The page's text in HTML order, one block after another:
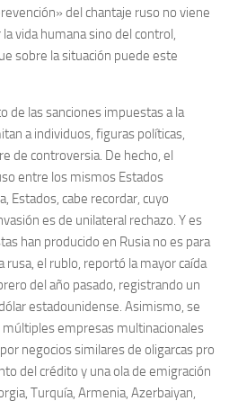
del chantaje ruso no viene
vida humana sino del control,
sobre la situación puede este
de las sanciones impuestas a la
a individuos, figuras políticas,
de controversia. De hecho, el
entre los mismos Estados
Estados, cabe recordar, cuyo
es de unilateral rechazo. Y es
han producido en Rusia no es para
rusa, el rublo, reportó la mayor caída
del año pasado, registrando un
estadounidense. Asimismo, se
múltiples empresas multinacionales
negocios similares de oligarcas pro
del crédito y una ola de emigración
Turquía, Armenia, Azerbaiyan,